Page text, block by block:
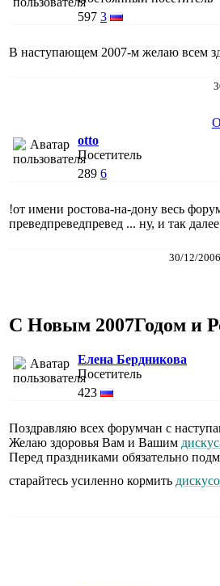
597 3
В наступающем 2007-м желаю всем
otto
Посетитель
289 6
!от имени ростова-на-дону весь
преведпреведпревед ... ну, и так далее
30/12/
С Новым 2007Годом и
Елена Бердникова
Посетитель
423
Поздравляю всех форумчан с
Желаю здоровья Вам и Вашим
Перед праздниками обязательно
старайтесь усиленно кормить